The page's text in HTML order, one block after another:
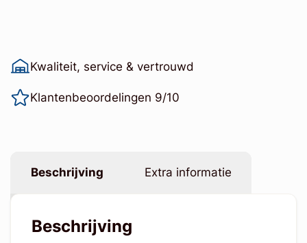
Kwaliteit, service & vertrouwd
Klantenbeoordelingen 9/10
Beschrijving Extra informatie
Beschrijving